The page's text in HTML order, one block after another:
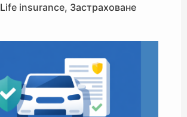
Life insurance, Застраховане